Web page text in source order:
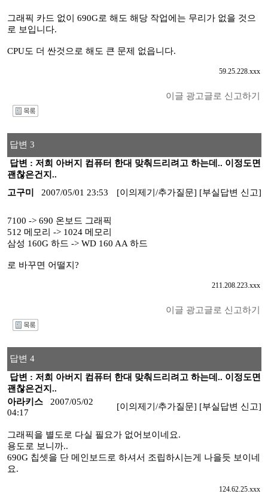
그래픽 카드 없이 690G로 해도 해당 작업에는 무리가 없을 것으
로 보입니다.
CPU도 더 싼것으로 해도 큰 문제 없읍니다.
59.25.228.xxx
이글 광고글로 신고하기
답변 3
답변 : 저희 아버지 컴퓨터 한대 맞춰드리려고 하는데.. 이정도면
괜찮은건지..
고구미
2007/05/01 23:53 [이의제기/추가질문] [부실답변 신고]
7100 -> 690 온보드 그래픽
512 메모리 -> 1024 메모리
삼성 160G 하드 -> WD 160 AA 하드
로 바꾸면 어떨지?
211.208.223.xxx
이글 광고글로 신고하기
답변 4
답변 : 저희 아버지 컴퓨터 한대 맞춰드리려고 하는데.. 이정도면
괜찮은건지..
아라키스
2007/05/02
04:17
[이의제기/추가질문] [부실답변 신고]
그래픽을 별도로 다실 필요가 없어보이네요.
용도로 보니까..
690G 칩셋을 단 메인보드로 하셔서 조립하시는게 나을듯 보이네
요.
124.62.25.xxx